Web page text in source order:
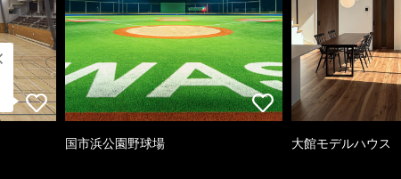
国市浜公園野球場 大館モデルハウス